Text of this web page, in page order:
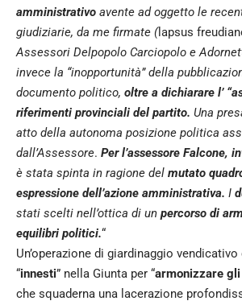
amministrativo avente ad oggetto le
giudiziarie, da me firmate (lapsus
Assessori Delpopolo Carciopolo e
invece la “inopportunità” della
documento politico, oltre a dichiarare l’
riferimenti provinciali del partito. Una
atto della autonoma posizione politica
dall’Assessore. Per l’assessore Falcone,
è stata spinta in ragione del mutato
espressione dell’azione amministrativa. I
stati scelti nell’ottica di un percorso di
equilibri politici.“
Un’operazione di giardinaggio
“innesti” nella Giunta per “armonizzare
che squaderna una lacerazione